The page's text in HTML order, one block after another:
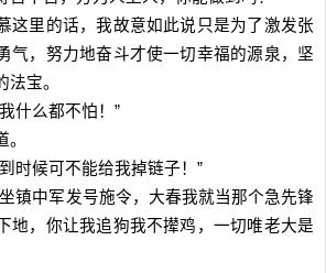
这里的话，我故意如此说只是为了激发张
气，努力地奋斗才使一切幸福的源泉，坚
宝。
什么都不怕！”
时候可不能给我掉链子！”
镇中军发号施令，大春我就当那个急先锋
地，你让我追狗我不撵鸡，一切唯老大是